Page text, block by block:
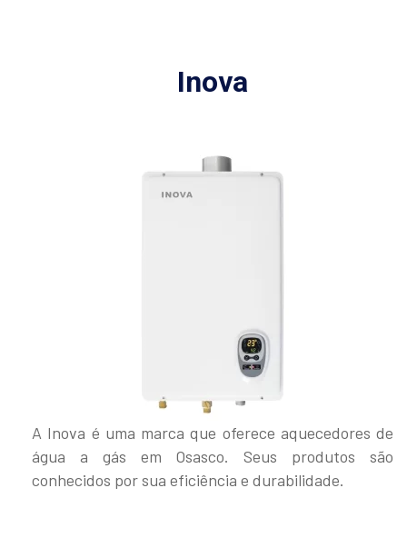
Inova
A Inova é uma marca que oferece aquecedores de
água a gás em Osasco. Seus produtos são
conhecidos por sua eficiência e durabilidade.